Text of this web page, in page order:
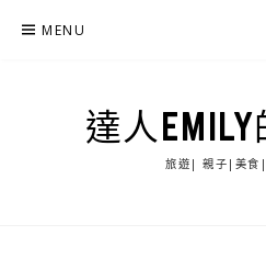
MENU
達人
旅遊| 親子|美食